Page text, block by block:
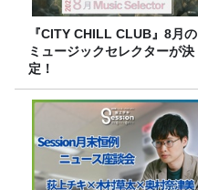
『CITY CHILL CLUB』8月の
ミュージックセレクターが決
定！